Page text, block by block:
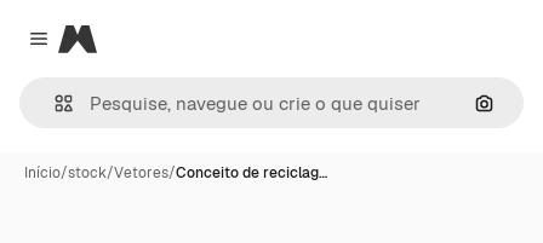
Close menu
Magnific
Início/stock/Vetores/Conceito de reciclag…